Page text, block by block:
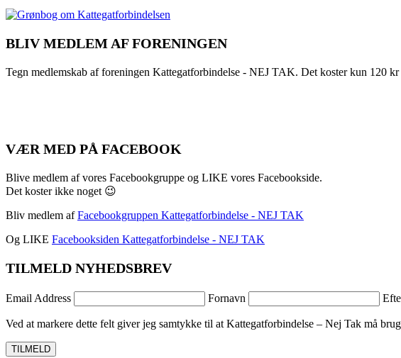
BLIV MEDLEM AF FORENINGEN
Tegn medlemskab af foreningen Kattegatforbindelse - NEJ TAK. Det koster kun 120
VÆR MED PÅ FACEBOOK
Blive medlem af vores Facebookgruppe og LIKE vores Facebookside.
Det koster ikke noget 😉
Bliv medlem afFacebookgruppen Kattegatforbindelse - NEJ TAK
Og LIKE Facebooksiden Kattegatforbindelse - NEJ TAK
TILMELD NYHEDSBREV
Email Address Fornavn
Ved at markere dette felt giver jeg samtykke til at Kattegatforbindelse – Nej Tak må
TILMELD